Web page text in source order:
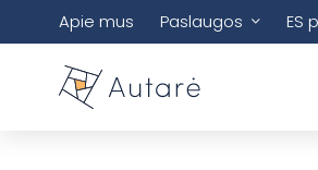
Apie mus Paslaugos ES